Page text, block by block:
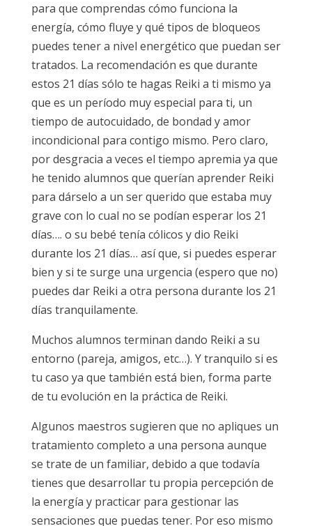
para que comprendas cómo funciona la
energía, cómo fluye y qué tipos de bloqueos
puedes tener a nivel energético que puedan ser
tratados. La recomendación es que durante
estos 21 días sólo te hagas Reiki a ti mismo ya
que es un período muy especial para ti, un
tiempo de autocuidado, de bondad y amor
incondicional para contigo mismo. Pero claro,
por desgracia a veces el tiempo apremia ya que
he tenido alumnos que querían aprender Reiki
para dárselo a un ser querido que estaba muy
grave con lo cual no se podían esperar los 21
días…. o su bebé tenía cólicos y dio Reiki
durante los 21 días… así que, si puedes esperar
bien y si te surge una urgencia (espero que no)
puedes dar Reiki a otra persona durante los 21
días tranquilamente.
Muchos alumnos terminan dando Reiki a su
entorno (pareja, amigos, etc…). Y tranquilo si es
tu caso ya que también está bien, forma parte
de tu evolución en la práctica de Reiki.
Algunos maestros sugieren que no apliques un
tratamiento completo a una persona aunque
se trate de un familiar, debido a que todavía
tienes que desarrollar tu propia percepción de
la energía y practicar para gestionar las
sensaciones que puedas tener. Por eso mismo